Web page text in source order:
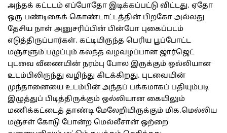
அந்தக் கட்டடம் எப்போதோ இடிக்கப்பட்டு விட்டது. ஏதோ
ஒரு பண்டிகைக் கொண்டாட்டத்தின் பிறகோ அல்லது
தேசிய நாள் அனுசரிப்பின் பின்போ புகைப்படம்
எடுத்திருப்பார்கள். கட்டியிருந்த பெரிய பூப்போட்ட
மஞ்சளும் பழுப்பும் கலந்த வழவழப்பான ஜார்ஜெட்
புடவை வீணையின் நரம்பு போல இருக்கும் ஒல்லியான
உடம்பிலிருந்து வழிந்து கிடக்கிறது. புடவையின்
முந்தானையை உடம்பின் அந்தப் பக்கமாகப் பதியும்படி
இழுத்துப் பிடித்திருக்கும் ஒல்லியான கையிலும்
மணிக்கட்டைத் தாண்டி மேலேறியிருக்கும் மிக.மெல்லிய
மஞ்சள் கோடு போன்ற மெல்லீசான் ஒற்றை